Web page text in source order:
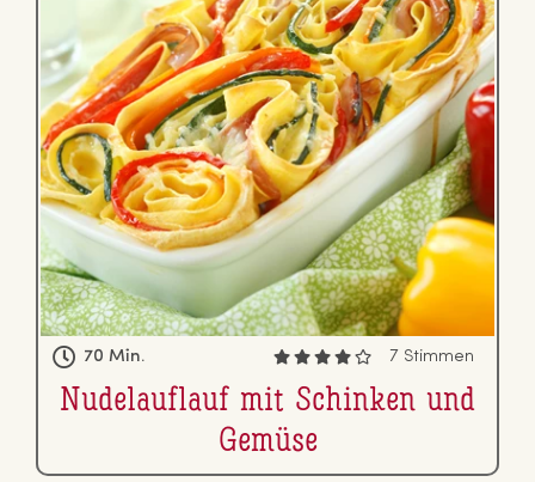
70 Min. 7 Stimmen
Nu­del­auf­lauf mit Schinken und
Gemüse